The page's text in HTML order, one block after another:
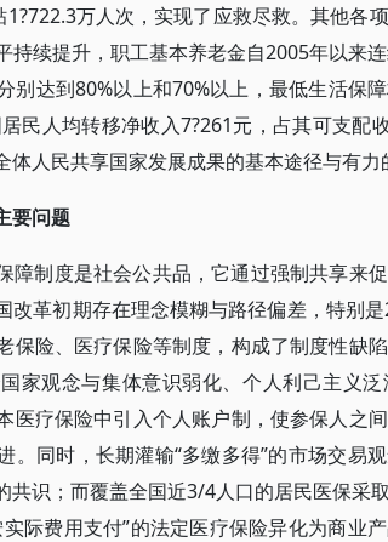
万人次，实现了应救尽救。其他各
持续提升，职工基本养老金自2005年以来
别达到80%以上和70%以上，最低生活保
民人均转移净收入7?261元，占其可支配
人民共享国家发展成果的基本途径与有力
要问题
障制度是社会公共品，它通过强制共享来
改革初期存在理念模糊与路径偏差，特别
保险、医疗保险等制度，构成了制度性缺
家观念与集体意识弱化、个人利己主义
医疗保险中引入个人账户制，使参保人之
。同时，长期灌输“多缴多得”的市场交易
共识；而覆盖全国近3/4人口的居民医保采
际费用支付”的法定医疗保险异化为商业